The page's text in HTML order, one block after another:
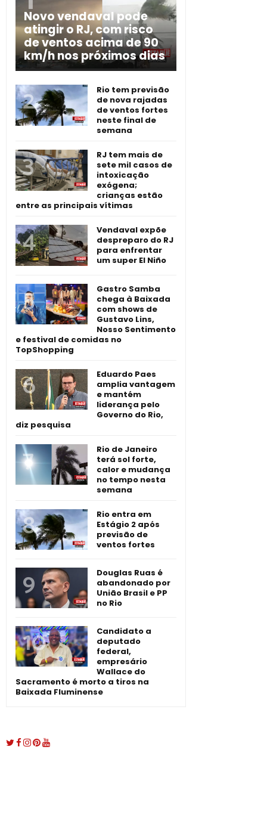
Novo vendaval pode
atingir o RJ, com risco
de ventos acima de 90
km/h nos próximos dias
Rio tem previsão
de nova rajadas
de ventos fortes
neste final de
semana
RJ tem mais de
sete mil casos de
intoxicação
exógena;
crianças estão
entre as principais vítimas
Vendaval expõe
despreparo do RJ
para enfrentar
um super El Niño
Gastro Samba
chega à Baixada
com shows de
Gustavo Lins,
Nosso Sentimento
e festival de comidas no
TopShopping
Eduardo Paes
amplia vantagem
e mantém
liderança pelo
Governo do Rio,
diz pesquisa
Rio de Janeiro
terá sol forte,
calor e mudança
no tempo nesta
semana
Rio entra em
Estágio 2 após
previsão de
ventos fortes
Douglas Ruas é
abandonado por
União Brasil e PP
no Rio
Candidato a
deputado
federal,
empresário
Wallace do
Sacramento é morto a tiros na
Baixada Fluminense